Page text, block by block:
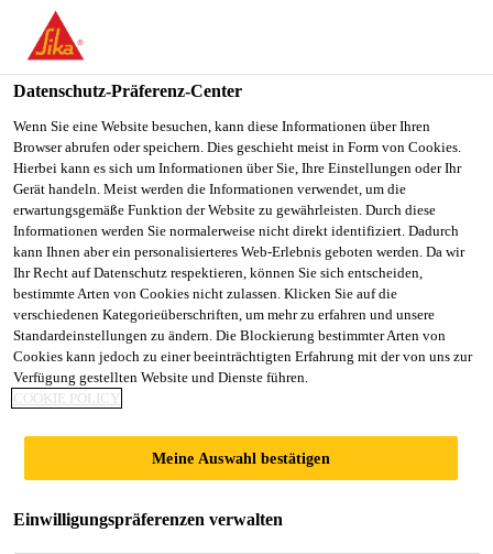
You are accessing "Sika Österreich", it seems you are accessing it
from "Vereinigte Staaten". We have a dedicated website for your
country.
TO
SIKA
USA
STAY ON THE SIKA
ÖSTERREICH WEBSITE
SELECT A
COUNTRY
Sika Österreich
UNTERGRUNDVO
RBEREITUNG
Datenschutz-Präferenz-Center
Wenn Sie eine Website besuchen, kann diese Informationen über Ihren
Browser abrufen oder speichern. Dies geschieht meist in Form von Cookies.
Hierbei kann es sich um Informationen über Sie, Ihre Einstellungen oder Ihr
Gerät handeln. Meist werden die Informationen verwendet, um die
erwartungsgemäße Funktion der Website zu gewährleisten. Durch diese
Informationen werden Sie normalerweise nicht direkt identifiziert. Dadurch
kann Ihnen aber ein personalisierteres Web-Erlebnis geboten werden. Da wir
Ihr Recht auf Datenschutz respektieren, können Sie sich entscheiden,
bestimmte Arten von Cookies nicht zulassen. Klicken Sie auf die
verschiedenen Kategorieüberschriften, um mehr zu erfahren und unsere
Standardeinstellungen zu ändern. Die Blockierung bestimmter Arten von
Cookies kann jedoch zu einer beeinträchtigten Erfahrung mit der von uns zur
Verfügung gestellten Website und Dienste führen.
COOKIE POLICY
Meine Auswahl bestätigen
Einwilligungspräferenzen verwalten